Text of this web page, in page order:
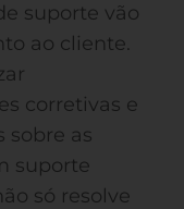
suporte vão
ao cliente.
corretivas e
sobre as
suporte
só resolve